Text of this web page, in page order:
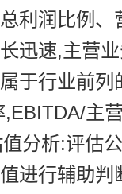
利润比例
迅速,主营
于行业前
,EBITDA/主
分析:评估
进行辅助